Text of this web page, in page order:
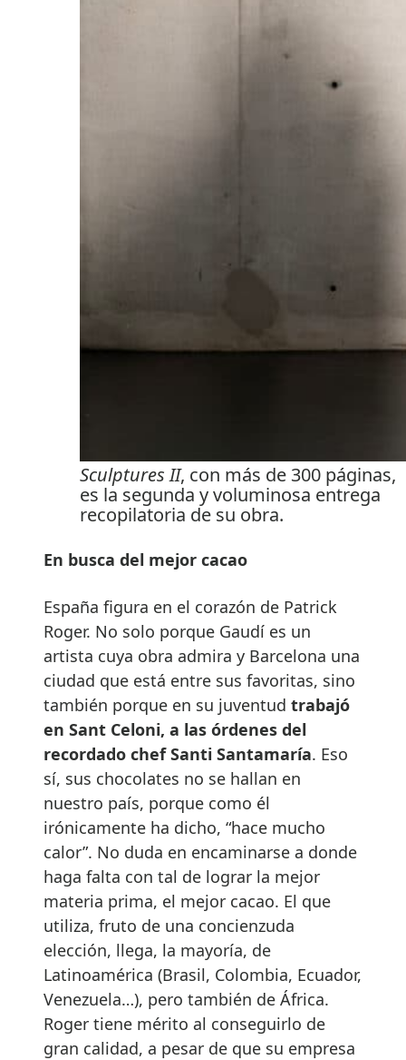
Sculptures II, con más de 300 páginas,
es la segunda y voluminosa entrega
recopilatoria de su obra.
En busca del mejor cacao
España figura en el corazón de Patrick
Roger. No solo porque Gaudí es un
artista cuya obra admira y Barcelona una
ciudad que está entre sus favoritas, sino
también porque en su juventud trabajó
en Sant Celoni, a las órdenes del
recordado chef Santi Santamaría. Eso
sí, sus chocolates no se hallan en
nuestro país, porque como él
irónicamente ha dicho, “hace mucho
calor”. No duda en encaminarse a donde
haga falta con tal de lograr la mejor
materia prima, el mejor cacao. El que
utiliza, fruto de una concienzuda
elección, llega, la mayoría, de
Latinoamérica (Brasil, Colombia, Ecuador,
Venezuela…), pero también de África.
Roger tiene mérito al conseguirlo de
gran calidad, a pesar de que su empresa